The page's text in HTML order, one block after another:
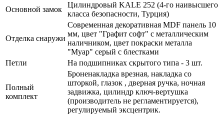
Основной замок
Цилиндровый KALE 252 (4-го наивысшего
класса безопасности, Турция)
Отделка снаружи
Современная декоративная MDF панель 10
мм, цвет "Графит софт" с металлическим
наличником, цвет покраски металла
"Муар" серый с блестками
Петли
На подшипниках скрытого типа - 3 шт.
Полный
комплект
Броненакладка врезная, накладка со
шторкой, глазок , дверная ручка, ночная
задвижка, цилиндр ключ-вертушка
(производитель не регламентируется),
регулируемый эксцентрик.